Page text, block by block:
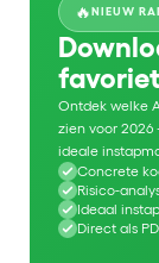
🔥NIEUW
Ontdek welke
zien voor
ideale
Concrete
Risico-
Ideaal
Direct als